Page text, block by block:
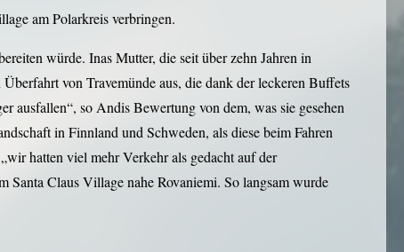
am Polarkreis verbringen.
würde. Inas Mutter, die seit über zehn Jahren in
von Travemünde aus, die dank der leckeren Buffets
so Andis Bewertung von dem, was sie gesehen
in Finnland und Schweden, als diese beim Fahren
hatten viel mehr Verkehr als gedacht auf der
Santa Claus Village nahe Rovaniemi. So langsam wurde